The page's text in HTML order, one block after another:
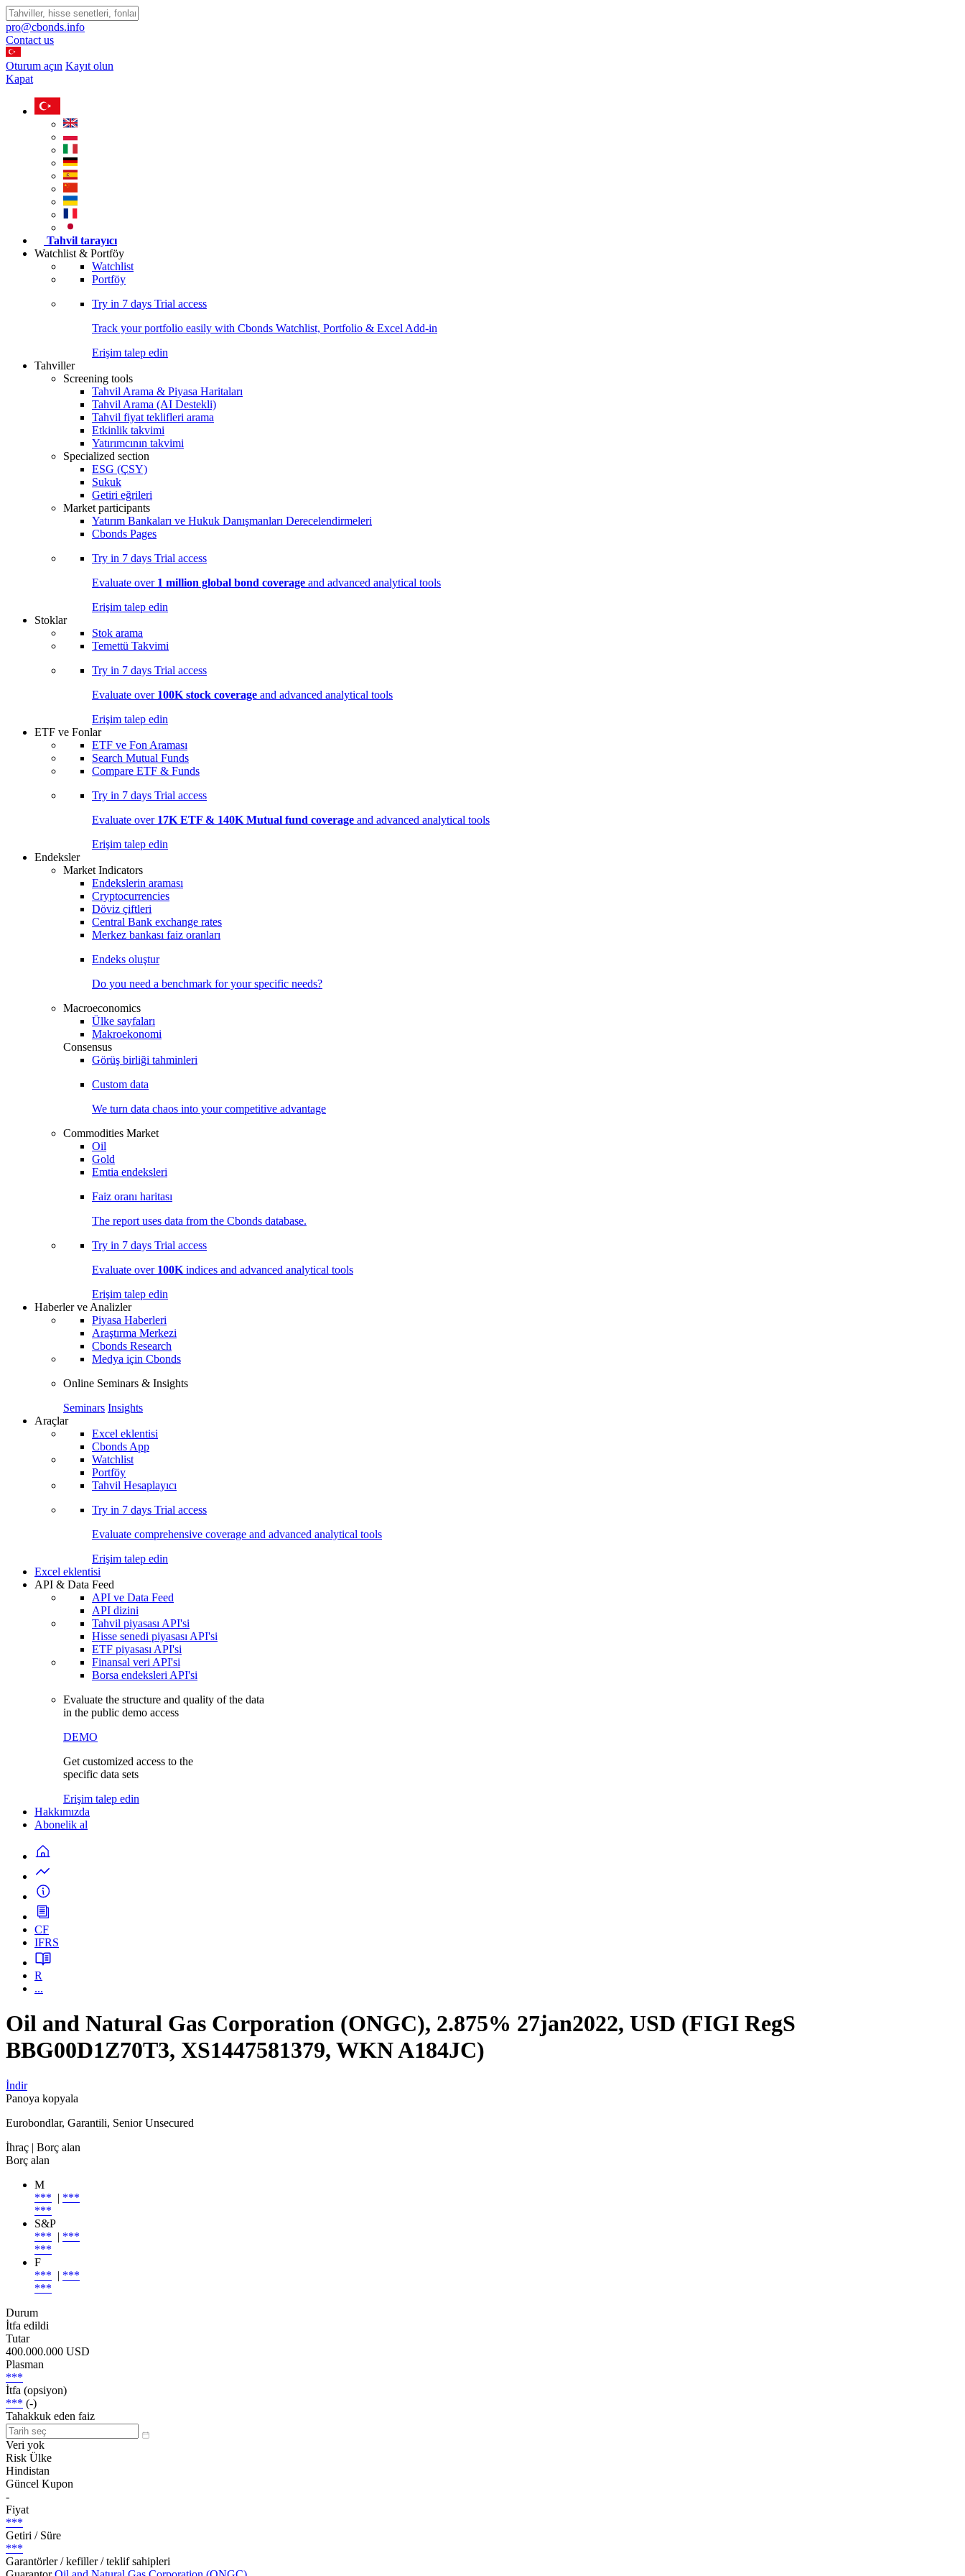
pro@cbonds.info
Contact us
Oturum açın Kayıt olun
Kapat
Tahvil tarayıcı
Watchlist & Portföy
Watchlist
Portföy
Try in 7 days Trial access
Track your portfolio easily with Cbonds Watchlist, Portfolio & Excel Add-in
Erişim talep edin
Tahviller
Screening tools
Tahvil Arama & Piyasa Haritaları
Tahvil Arama (AI Destekli)
Tahvil fiyat teklifleri arama
Etkinlik takvimi
Yatırımcının takvimi
Specialized section
ESG (ÇSY)
Sukuk
Getiri eğrileri
Market participants
Yatırım Bankaları ve Hukuk Danışmanları Derecelendirmeleri
Cbonds Pages
Try in 7 days Trial access
Evaluate over 1 million global bond coverage and advanced analytical tools
Erişim talep edin
Stoklar
Stok arama
Temettü Takvimi
Try in 7 days Trial access
Evaluate over 100K stock coverage and advanced analytical tools
Erişim talep edin
ETF ve Fonlar
ETF ve Fon Araması
Search Mutual Funds
Compare ETF & Funds
Try in 7 days Trial access
Evaluate over 17K ETF & 140K Mutual fund coverage and advanced analytical tools
Erişim talep edin
Endeksler
Market Indicators
Endekslerin araması
Cryptocurrencies
Döviz çiftleri
Central Bank exchange rates
Merkez bankası faiz oranları
Endeks oluştur
Do you need a benchmark for your specific needs?
Macroeconomics
Ülke sayfaları
Makroekonomi
Consensus
Görüş birliği tahminleri
Custom data
We turn data chaos into your competitive advantage
Commodities Market
Oil
Gold
Emtia endeksleri
Faiz oranı haritası
The report uses data from the Cbonds database.
Try in 7 days Trial access
Evaluate over 100K indices and advanced analytical tools
Erişim talep edin
Haberler ve Analizler
Piyasa Haberleri
Araştırma Merkezi
Cbonds Research
Medya için Cbonds
Online Seminars & Insights
Seminars Insights
Araçlar
Excel eklentisi
Cbonds App
Watchlist
Portföy
Tahvil Hesaplayıcı
Try in 7 days Trial access
Evaluate comprehensive coverage and advanced analytical tools
Erişim talep edin
Excel eklentisi
API & Data Feed
API ve Data Feed
API dizini
Tahvil piyasası API'si
Hisse senedi piyasası API'si
ETF piyasası API'si
Finansal veri API'si
Borsa endeksleri API'si
Evaluate the structure and quality of the data
in the public demo access
DEMO
Get customized access to the
specific data sets
Erişim talep edin
Hakkımızda
Abonelik al
CF
IFRS
R
...
Oil and Natural Gas Corporation (ONGC), 2.875% 27jan2022, USD (FIGI RegS
BBG00D1Z70T3, XS1447581379, WKN A184JC)
İndir
Panoya kopyala
Eurobondlar, Garantili, Senior Unsecured
İhraç | Borç alan
Borç alan
M
*** | ***
***
S&P
*** | ***
***
F
*** | ***
***
Durum
İtfa edildi
Tutar
400.000.000 USD
Plasman
***
İtfa (opsiyon)
*** (-)
Tahakkuk eden faiz
Veri yok
Risk Ülke
Hindistan
Güncel Kupon
-
Fiyat
***
Getiri / Süre
***
Garantörler / kefiller / teklif sahipleri